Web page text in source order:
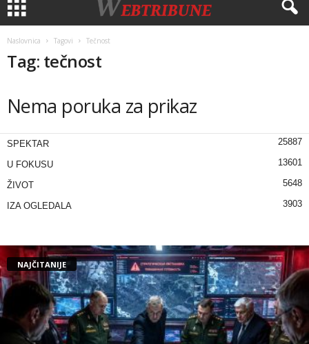
Naslovnica Tagovi Tečnost
Tag: tečnost
Nema poruka za prikaz
SPEKTAR 25887
U FOKUSU 13601
ŽIVOT 5648
IZA OGLEDALA 3903
NAJČITANIJE